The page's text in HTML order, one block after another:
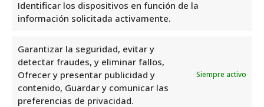
Identificar los dispositivos en función de la
información solicitada activamente.
Garantizar la seguridad, evitar y
detectar fraudes, y eliminar fallos,
Ofrecer y presentar publicidad y
contenido, Guardar y comunicar las
preferencias de privacidad.
Siempre activo
tratamientos relajantes y terapéuticos, La
profesionalismo y atención personalizada. Si
buscas una experiencia de spa única y
rejuvenecedora, no dudes en contactar con
ellos. Encuentra la tranquilidad y el